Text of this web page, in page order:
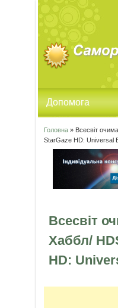
Ви є тут
Головна» Всесвіт
StarGaze HD: Universal
Всесвіт
Хаббл/
HD: